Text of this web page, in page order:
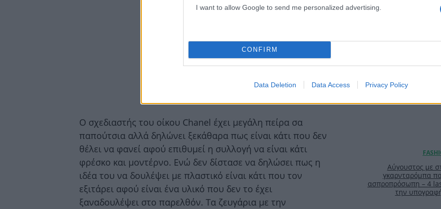
I want to allow Google to send me personalized advertising.
CONFIRM
Data Deletion Data Access Privacy Policy
Ο σχεδιαστής του οίκου Chanel έχει μεγάλη πείρα σα
παπούτσια αλλά δηλώνει ξεκάθαρα πως είναι κάτι που δεν
θέλει να φανεί αφού επιθυμεί η συλλογή να είναι κάτι
φρέσκο και μοντέρνο. Ενώ δεν δίστασε να δηλώσει πως η
ιδέα του να δουλέψει με πλαστικό είναι κάτι που τον
εξιτάρει αφού είναι ένα υλικό που δεν το έχει
ξαναδουλέψει στο παρελθόν. Τα ζευγάρια με την
TOP
Αύγουστος με
γκαρνταρόμπα
ασπροπρόσωπη – 4
την